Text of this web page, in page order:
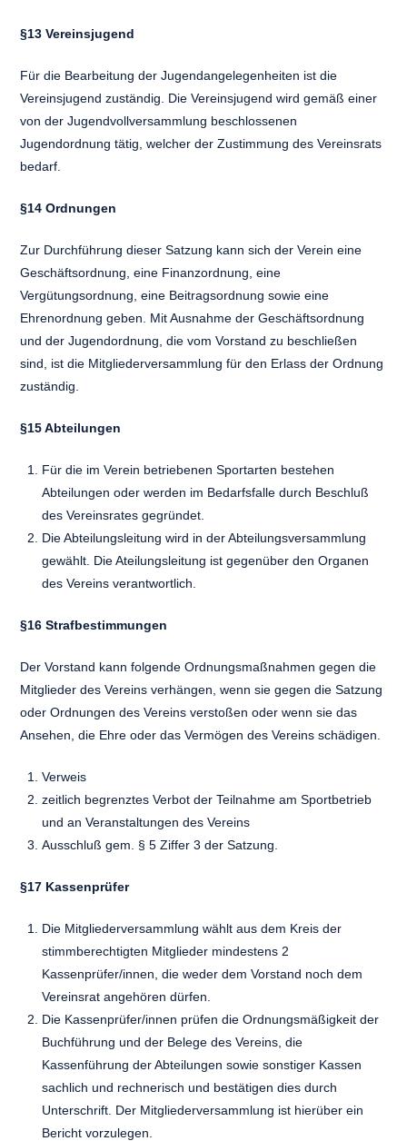
§13 Vereinsjugend
Für die Bearbeitung der Jugendangelegenheiten ist die
Vereinsjugend zuständig. Die Vereinsjugend wird gemäß einer
von der Jugendvollversammlung beschlossenen
Jugendordnung tätig, welcher der Zustimmung des Vereinsrats
bedarf.
§14 Ordnungen
Zur Durchführung dieser Satzung kann sich der Verein eine
Geschäftsordnung, eine Finanzordnung, eine
Vergütungsordnung, eine Beitragsordnung sowie eine
Ehrenordnung geben. Mit Ausnahme der Geschäftsordnung
und der Jugendordnung, die vom Vorstand zu beschließen
sind, ist die Mitgliederversammlung für den Erlass der Ordnung
zuständig.
§15 Abteilungen
Für die im Verein betriebenen Sportarten bestehen
Abteilungen oder werden im Bedarfsfalle durch Beschluß
des Vereinsrates gegründet.
Die Abteilungsleitung wird in der Abteilungsversammlung
gewählt. Die Ateilungsleitung ist gegenüber den Organen
des Vereins verantwortlich.
§16 Strafbestimmungen
Der Vorstand kann folgende Ordnungsmaßnahmen gegen die
Mitglieder des Vereins verhängen, wenn sie gegen die Satzung
oder Ordnungen des Vereins verstoßen oder wenn sie das
Ansehen, die Ehre oder das Vermögen des Vereins schädigen.
Verweis
zeitlich begrenztes Verbot der Teilnahme am Sportbetrieb
und an Veranstaltungen des Vereins
Ausschluß gem. § 5 Ziffer 3 der Satzung.
§17 Kassenprüfer
Die Mitgliederversammlung wählt aus dem Kreis der
stimmberechtigten Mitglieder mindestens 2
Kassenprüfer/innen, die weder dem Vorstand noch dem
Vereinsrat angehören dürfen.
Die Kassenprüfer/innen prüfen die Ordnungsmäßigkeit der
Buchführung und der Belege des Vereins, die
Kassenführung der Abteilungen sowie sonstiger Kassen
sachlich und rechnerisch und bestätigen dies durch
Unterschrift. Der Mitgliederversammlung ist hierüber ein
Bericht vorzulegen.